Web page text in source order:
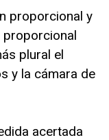
proporcional y
proporcional
plural el
y la cámara de
acertada